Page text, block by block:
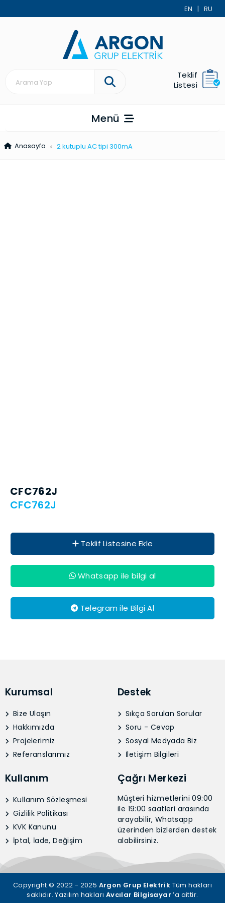
EN | RU
Teklif
Listesi
Menü
Anasayfa 2 kutuplu AC tipi 300mA
CFC762J
CFC762J
Teklif Listesine Ekle
Whatsapp ile bilgi al
Telegram ile Bilgi Al
Kurumsal
Bize Ulaşın
Hakkımızda
Projelerimiz
Referanslarımız
Destek
Sıkça Sorulan Sorular
Soru - Cevap
Sosyal Medyada Biz
İletişim Bilgileri
Kullanım
Kullanım Sözleşmesi
Gizlilik Politikası
KVK Kanunu
İptal, İade, Değişim
Çağrı Merkezi
Müşteri hizmetlerini 09:00
ile 19:00 saatleri arasında
arayabilir, Whatsapp
üzerinden bizlerden destek
alabilirsiniz.
Copyright © 2022 - 2025 Argon Grup Elektrik Tüm hakları
saklıdır. Yazılım hakları Avcılar Bilgisayar ’a aittir.